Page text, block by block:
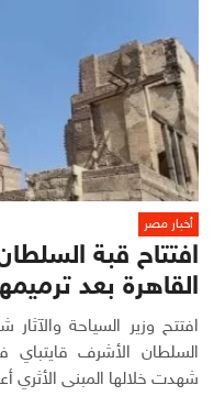
أخبار مصر
افتتاح قبة
القاهرة بعد
افتتح وزير السياحة
السلطان الأشرف قايتباي
شهدت خلالها المبنى الأثري